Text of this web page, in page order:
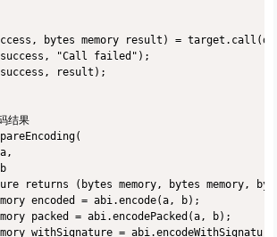
bytes memory result) =
"Call failed");
result);
结果
returns (bytes memory, bytes memory,
encoded = abi.encode(a, b);
packed = abi.encodePacked(a, b);
withSignature =